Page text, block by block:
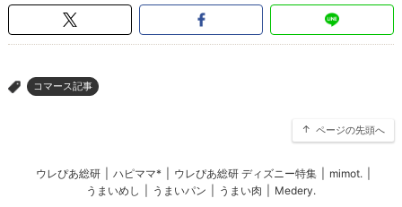
> コマース記事
ページの先頭へ
ウレぴあ総研 ハピママ* ウレぴあ総研 ディズニー特集 mimot.
うまいめし
うまいパン うまい肉 Medery.